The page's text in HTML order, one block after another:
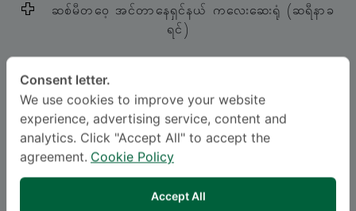
ဆစ်မီတဝေ့ အင်တာနေရှင်နယ် ကလေးဆေးရုံ (ဆရီနာခ
ရင်)
Pediatric Nephrology, Pediatrics
ဘာသာစကား
ENGLISH
Consent letter.
We use cookies to improve your website
experience, advertising service, content and
analytics. Click "Accept All" to accept the
agreement. Cookie Policy
Accept All